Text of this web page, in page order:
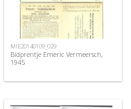
MIE20140109_029
Bidprentje Emeric Vermeersch,
1945